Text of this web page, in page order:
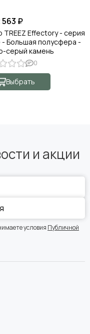
563 ₽
TREEZ Effectory - серия
- Большая полусфера -
серый камень
0
Выбрать
и акции
условия Публичной